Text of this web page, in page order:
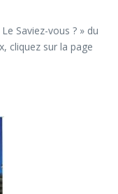
Saviez-vous ? » du
cliquez sur la page